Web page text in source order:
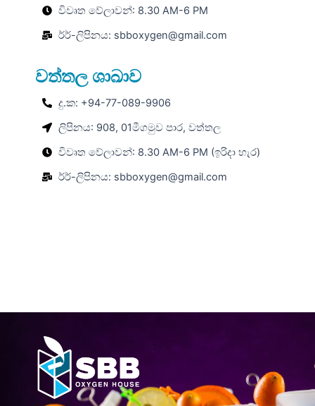
විවෘත වේලාවන්: 8.30 AM-6 PM
ර්‍ර්-ලිපිනය: sbboxygen@gmail.com
වත්තල ශාඛාව
දු.ක: +94-77-089-9906
ලිපිනය: 908, 01මීගමුව පාර, වත්තල
විවෘත වේලාවන්: 8.30 AM-6 PM (ඉරිදා හැර)
ර්‍ර්-ලිපිනය: sbboxygen@gmail.com